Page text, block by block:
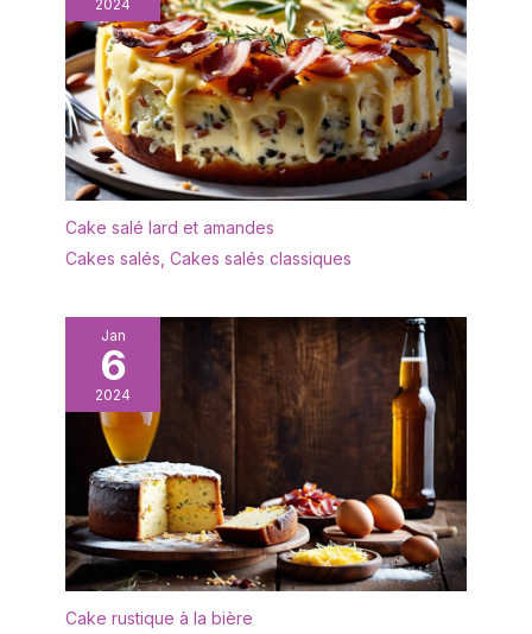
2024
Cake salé lard et amandes
Cakes salés Cakes salés classiques
Jan
6
2024
Cake rustique à la bière